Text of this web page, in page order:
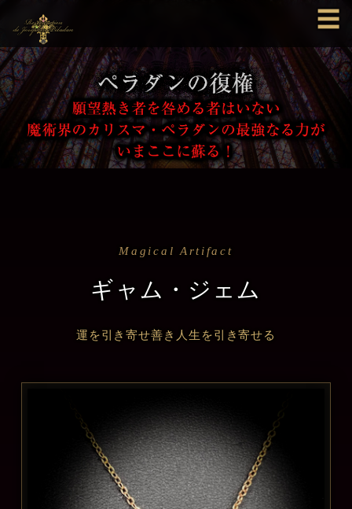
☰
Magical Artifact
ギャム・ジェム
運を引き寄せ善き人生を引き寄せる